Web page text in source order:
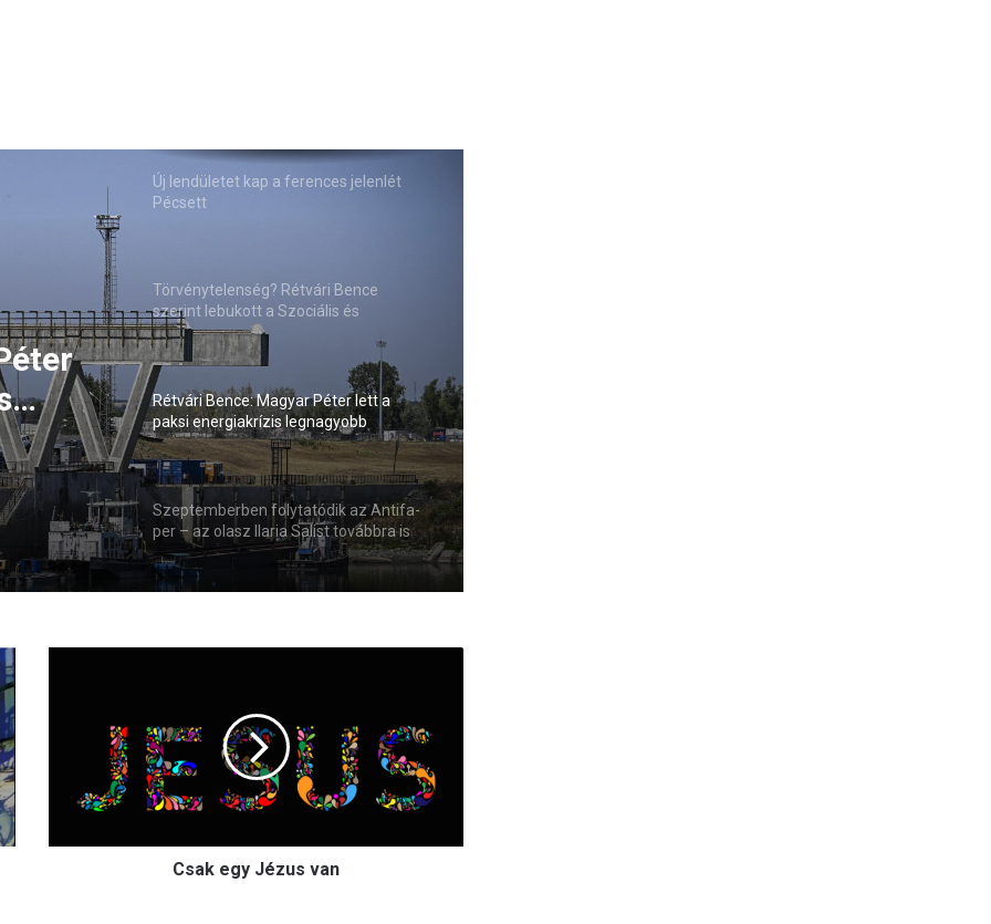
az
Új lendületet kap a ferences jelenlét
Pécsett
Törvénytelenség? Rétvári Bence
szerint lebukott a Szociális és
Családügyi Minisztérium
Rétvári Bence: Magyar Péter lett a
paksi energiakrízis legnagyobb
rémhírterjesztője (VIDEÓ)
Szeptemberben folytatódik az Antifa-
per – az olasz Ilaria Salist továbbra is
mentelmi jog védi
é
Csak egy Jézus van